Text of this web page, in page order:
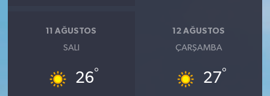
11 AĞUSTOS
SALI
26°
12 AĞUSTOS
ÇARŞAMBA
27°